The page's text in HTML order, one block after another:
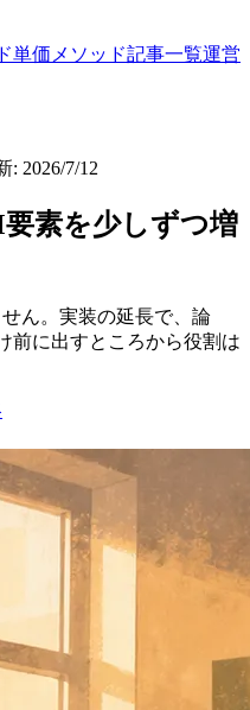
単価メソッド記事一覧運営
: 2026/7/12
素を少しずつ増
ん。実装の延長で、論
前に出すところから役割は